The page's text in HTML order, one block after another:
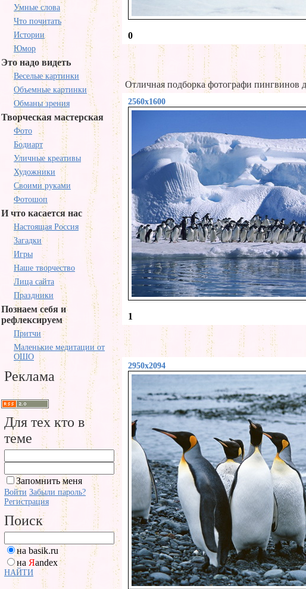
Умные слова
Что почитать
Истории
Юмор
Это надо видеть
Веселые картинки
Объемные картинки
Обманы зрения
Творческая мастерская
Фото
Бодиарт
Уличные креативы
Художники
Своими руками
Фотошоп
И что касается нас
Настоящая Россия
Загадки
Игры
Наше творчество
Лица сайта
Праздники
Познаем себя и
рефлексируем
Притчи
Маленькие медитации от
ОШО
Реклама
Для тех кто в
теме
Запомнить меня
Войти Забыли пароль?
Регистрация
Поиск
на basik.ru
на Яandex
НАЙТИ
0
Отличная подборка фотографи пингвинов
2560x1600
1
2950x2094